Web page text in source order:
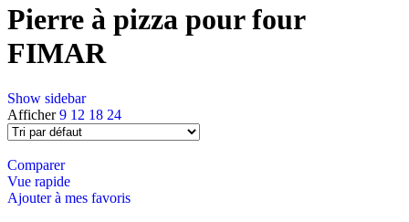
Pierre à pizza pour four
FIMAR
Show sidebar
Afficher9 12 18 24
Comparer
Vue rapide
Ajouter à mes favoris